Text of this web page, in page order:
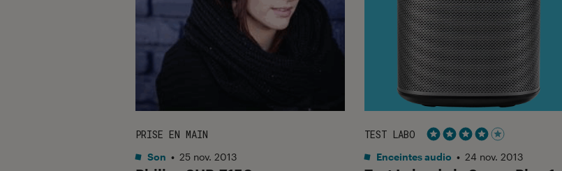
PRISE EN MAIN
Son • 25 nov. 2013
TEST LABO
Noté 4 étoiles sur 5
Enceintes audio • 24 nov. 2013